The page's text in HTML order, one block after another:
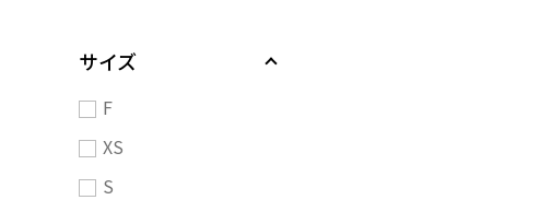
サイズ
F
XS
S